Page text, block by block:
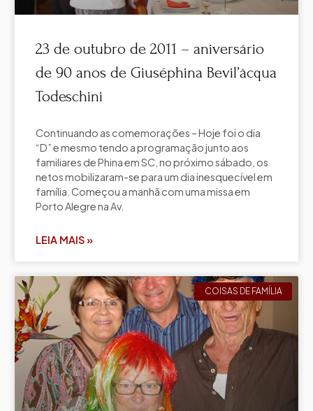
23 de outubro de 2011 – aniversário
de 90 anos de Giuséphina Bevil’àcqua
Todeschini
Continuando as comemorações – Hoje foi o dia
“D” e mesmo tendo a programação junto aos
familiares de Phina em SC, no próximo sábado, os
netos mobilizaram-se para um dia inesquecível em
família. Começou a manhã com uma missa em
Porto Alegre na Av.
LEIA MAIS »
COISAS DE FAMÍLIA